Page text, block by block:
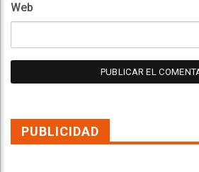
Web
PUBLICIDAD